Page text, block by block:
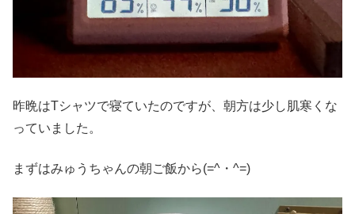
昨晩はTシャツで寝ていたのですが、朝方は少し肌寒くな
っていました。
まずはみゅうちゃんの朝ご飯から(=^・^=)